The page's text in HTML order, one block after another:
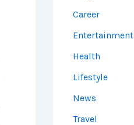
Career
Entertainment
Health
Lifestyle
News
Travel